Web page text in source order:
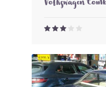
Volkswagen